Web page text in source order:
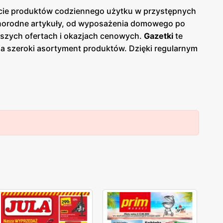
produktów codziennego użytku w przystępnych
artykuły, od wyposażenia domowego po
ofertach i okazjach cenowych. Gazetki te
szeroki asortyment produktów. Dzięki regularnym
elementów oferty TEDi jest
klientów. TEDi wyróżnia się również dbałością
rezygnuje z jakości. Wszystkie produkty są
Dzięki temu klienci mogą mieć pewność, że
w Polsce, zarówno w dużych miastach, jak i